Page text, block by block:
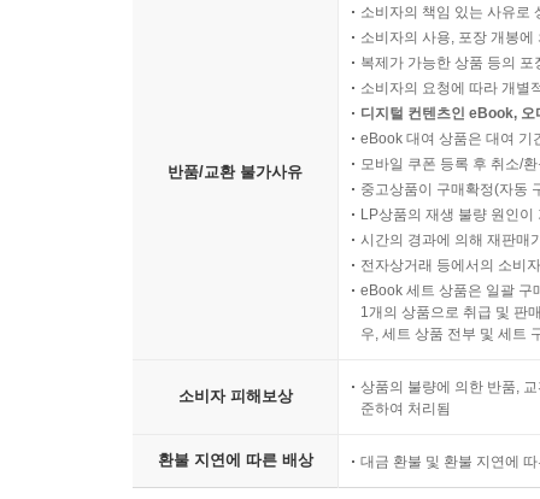
반품/교환 불가사유
소비자의 책임 있는 사유로
소비자의 사용, 포장 개봉
복제가 가능한 상품 등의
소비자의 요청에 따라 개별
디지털 컨텐츠인 eBook,
eBook 대여 상품은 대여 기
모바일 쿠폰 등록 후 취소/
중고상품이 구매확정(자동
LP상품의 재생 불량 원인
시간의 경과에 의해 재판매
전자상거래 등에서의 소비
eBook 세트 상품은 일괄 구
1개의 상품으로 취급 및 판
우, 세트 상품 전부 및 세트
소비자 피해보상
상품의 불량에 의한 반품,
준하여 처리됨
환불 지연에 따른 배상 대금 환불 및 환불 지연에